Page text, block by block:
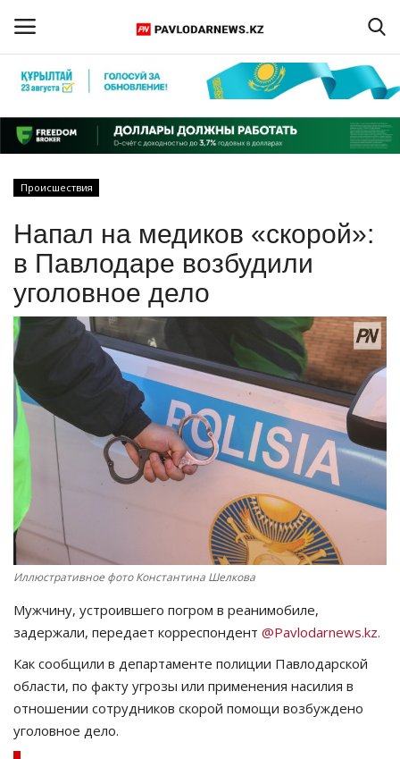
Регистрация
Главная
ПАВЛОДАРСКАЯ ОБЛАСТЬ
КАЗАХСТАН
МИР
СПЕЦПРОЕКТЫ
СПОРТ
Чек-лист
РАЗВЛЕЧЕНИЯ
OFFICIAL
Курултай
Язык
Қазақша Русский
Происшествия
Напал на медиков «скорой»:
в Павлодаре возбудили
уголовное дело
Иллюстративное фото Константина Шелкова
Мужчину, устроившего погром в реанимобиле,
задержали, передает корреспондент @Pavlodarnews.kz.
Как сообщили в департаменте полиции Павлодарской
области, по факту угрозы или применения насилия в
отношении сотрудников скорой помощи возбуждено
уголовное дело.